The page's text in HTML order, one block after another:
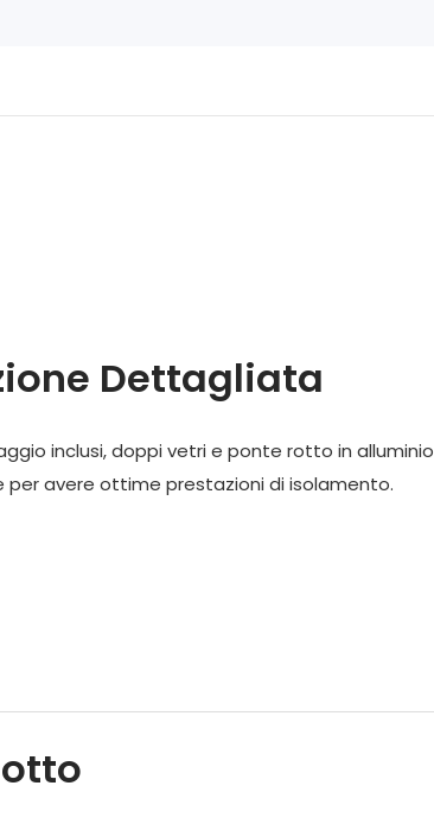
Dettagliata
inclusi, doppi vetri e ponte rotto in alluminio
per avere ottime prestazioni di isolamento.